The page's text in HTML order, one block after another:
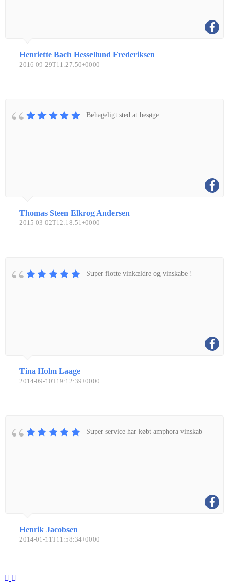
Henriette Bach Hessellund Frederiksen
2016-09-29T11:27:50+0000
Behageligt sted at besøge....
Thomas Steen Elkrog Andersen
2015-03-02T12:18:51+0000
Super flotte vinkældre og vinskabe !
Tina Holm Laage
2014-09-10T19:12:39+0000
Super service har købt amphora vinskab
Henrik Jacobsen
2014-01-11T11:58:34+0000